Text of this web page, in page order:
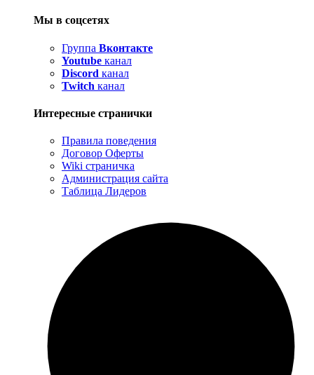
Мы в соцсетях
Группа Вконтакте
Youtube канал
Discord канал
Twitch канал
Интересные странички
Правила поведения
Договор Оферты
Wiki страничка
Администрация сайта
Таблица Лидеров